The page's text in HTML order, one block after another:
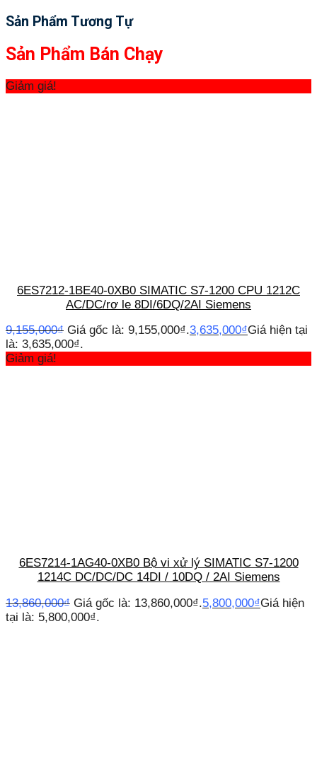
Sản Phẩm Tương Tự
Sản Phẩm Bán Chạy
Giảm giá!
6ES7212-1BE40-0XB0 SIMATIC S7-1200 CPU 1212C
AC/DC/rơ le 8DI/6DQ/2AI Siemens
9,155,000₫ Giá gốc là: 9,155,000₫.3,635,000₫Giá hiện tại
là: 3,635,000₫.
Giảm giá!
6ES7214-1AG40-0XB0 Bộ vi xử lý SIMATIC S7-1200
1214C DC/DC/DC 14DI / 10DQ / 2AI Siemens
13,860,000₫ Giá gốc là: 13,860,000₫.5,800,000₫Giá hiện
tại là: 5,800,000₫.